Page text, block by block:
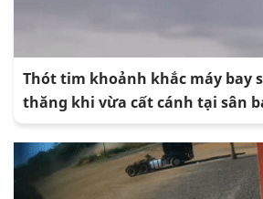
Thót tim khoảnh khắc máy bay
thăng khi vừa cất cánh tại sân